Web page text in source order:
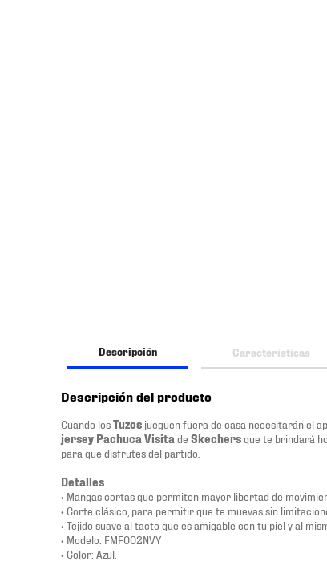
Descripción Características
Descripción del producto
Cuando losTuzos jueguen fuera de casa necesitarán el
jersey Pachuca Visita de Skechersque te brindará
para que disfrutes del partido.
Detalles
• Mangas cortas que permiten mayor libertad de
• Corte clásico, para permitir que te muevas sin
• Tejido suave al tacto que es amigable con tu piel y al
• Modelo: FMF002NVY
• Color: Azul.